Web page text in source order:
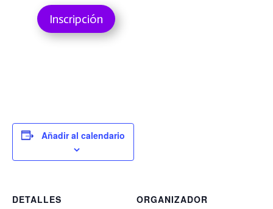
Inscripción
Añadir al calendario
DETALLES
ORGANIZADOR